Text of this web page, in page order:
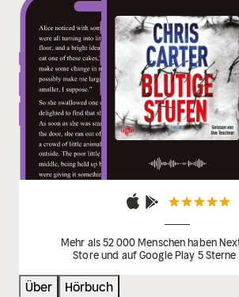
Mehr als 52 000 Menschen haben
Store und auf Google Play 5 Sterne
Über
Hörbuch